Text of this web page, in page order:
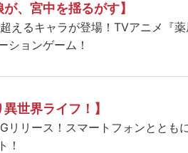
が、宮中を揺るがす】
えるキャラが登場！TVアニメ『薬
ションゲーム！
異世界ライフ！】
リリース！スマートフォンととも
！